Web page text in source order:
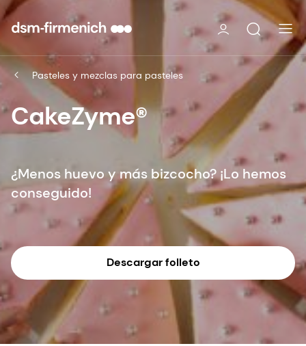
Pasteles y mezclas para pasteles
CakeZyme®
¿Menos huevo y más bizcocho? ¡Lo hemos
conseguido!
Descargar folleto